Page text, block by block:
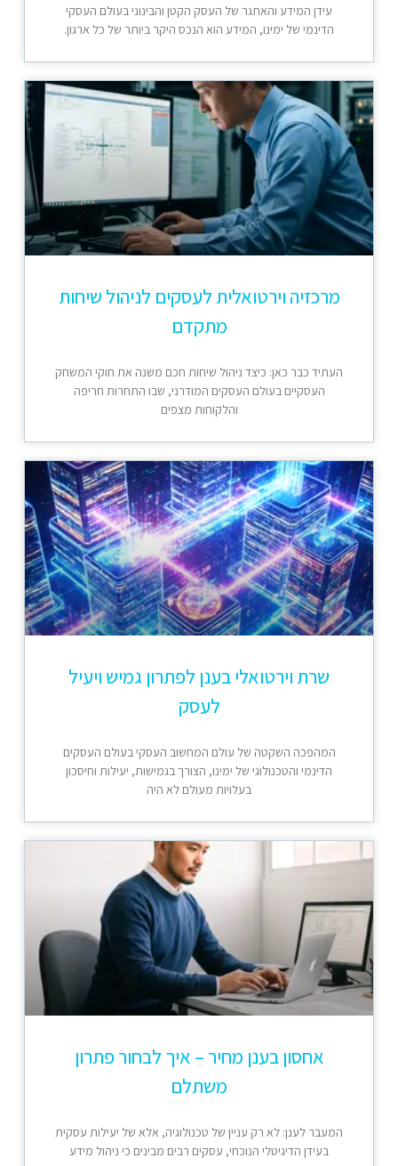
עידן המידע והאתגר של העסק הקטן והבינוני בעולם העסקי
הדינמי של ימינו, המידע הוא הנכס היקר ביותר של כל ארגון.
מרכזיה וירטואלית לעסקים לניהול שיחות
מתקדם
העתיד כבר כאן: כיצד ניהול שיחות חכם משנה את חוקי המשחק
העסקיים בעולם העסקים המודרני, שבו התחרות חריפה
והלקוחות מצפים
שרת וירטואלי בענן לפתרון גמיש ויעיל
לעסק
המהפכה השקטה של עולם המחשוב העסקי בעולם העסקים
הדינמי והטכנולוגי של ימינו, הצורך בגמישות, יעילות וחיסכון
בעלויות מעולם לא היה
אחסון בענן מחיר – איך לבחור פתרון
משתלם
המעבר לענן: לא רק עניין של טכנולוגיה, אלא של יעילות עסקית
בעידן הדיגיטלי הנוכחי, עסקים רבים מבינים כי ניהול מידע